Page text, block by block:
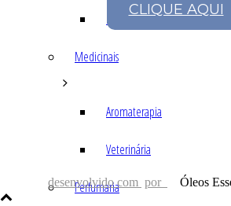
Fórmulas Caseiras
Medicinais
Aromaterapia
Veterinária
Perfumaria
CLIQUE AQUI
desenvolvido com por Óleos